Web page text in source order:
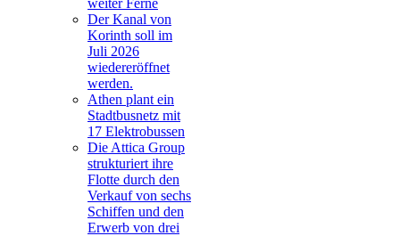
weiter Ferne
Der Kanal von
Korinth soll im
Juli 2026
wiedereröffnet
werden.
Athen plant ein
Stadtbusnetz mit
17 Elektrobussen
Die Attica Group
strukturiert ihre
Flotte durch den
Verkauf von sechs
Schiffen und den
Erwerb von drei